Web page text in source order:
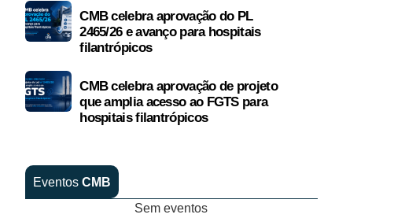
CMB celebra aprovação do PL
2465/26 e avanço para hospitais
filantrópicos
CMB celebra aprovação de projeto
que amplia acesso ao FGTS para
hospitais filantrópicos
Eventos CMB
Sem eventos